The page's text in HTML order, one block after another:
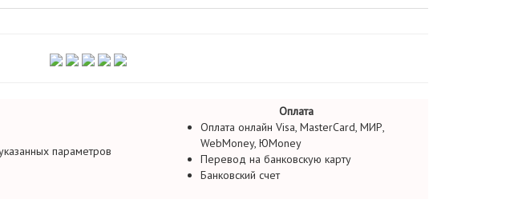
Оплата
параметров
Оплата онлайн Visa, MasterCard, МИР,
WebMoney, ЮMoney
Перевод на банковскую карту
Банковский счет